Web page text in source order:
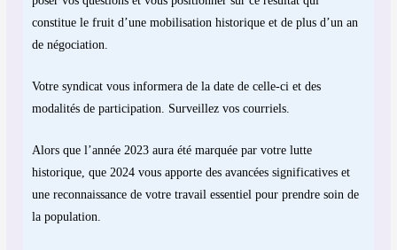
constitue le fruit d’une mobilisation historique et de plus d’un an
de négociation.
Votre syndicat vous informera de la date de celle-ci et des
modalités de participation. Surveillez vos courriels.
Alors que l’année 2023 aura été marquée par votre lutte
historique, que 2024 vous apporte des avancées significatives et
une reconnaissance de votre travail essentiel pour prendre soin de
la population.